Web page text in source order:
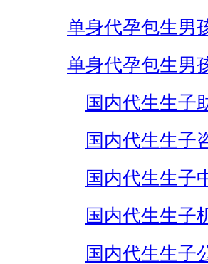
单身代孕包生男
单身代孕包生男
国内代生生子
国内代生生子
国内代生生子
国内代生生子
国内代生生子